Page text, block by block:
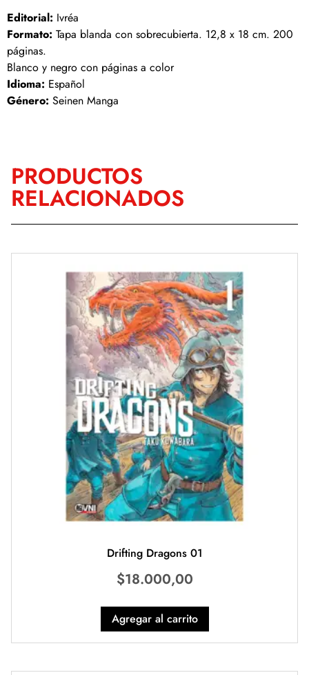
Editorial: Ivréa
Formato: Tapa blanda con sobrecubierta. 12,8 x 18 cm. 200
páginas.
Blanco y negro con páginas a color
Idioma: Español
Género: Seinen Manga
PRODUCTOS
RELACIONADOS
Drifting Dragons 01
$18.000,00
Agregar al carrito